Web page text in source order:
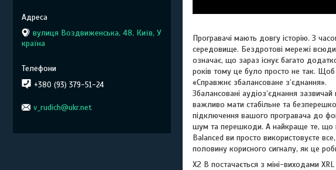
Програвачі мають довгу історію. З
середовище. Бездротові мережі
означає, що зараз існує багато
років тому це було просто не так.
«Справжнє збалансоване з’єднання».
Збалансовані аудіоз’єднання
важливо мати стабільне та
підключення вашого програвача до
шум та перешкоди. А найкраще те, що
Balanced ви просто використовуєте
половину корисного сигналу, як це
X2 B постачається з міні-виходами
вулиця Воздвиженська, 48, Київ, У
країна
+380 (93) 379-51-24
v_rudich@ukr.net